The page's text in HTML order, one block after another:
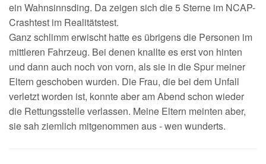
ein Wahnsinnsding. Da zeigen sich die 5 Sterne im NCAP-
Crashtest im Realitätstest.
Ganz schlimm erwischt hatte es übrigens die Personen im
mittleren Fahrzeug. Bei denen knallte es erst von hinten
und dann auch noch von vorn, als sie in die Spur meiner
Eltern geschoben wurden. Die Frau, die bei dem Unfall
verletzt worden ist, konnte aber am Abend schon wieder
die Rettungsstelle verlassen. Meine Eltern meinten aber,
sie sah ziemlich mitgenommen aus - wen wunderts.